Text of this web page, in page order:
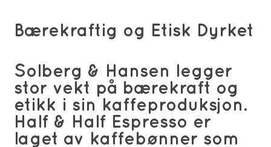
Bærekraftig og Etisk Dyrket
Solberg & Hansen legger
stor vekt på bærekraft og
etikk i sin kaffeproduksjon.
Half & Half Espresso er
laget av kaffebønner som